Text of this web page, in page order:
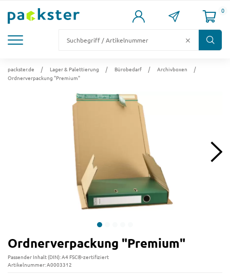
KARTONS
VERSANDKARTONS
VERSANDVERPACKUNG
FÜLL- & POLSTERMATERIAL
LAGER & PALETTIERUNG
0
packster.de Lager & Palettierung Bürobedarf
Archivboxen
Ordnerverpackung "Premium"
Ordnerverpackung "Premium"
Passender Inhalt (DIN): A4 FSC®-zertifiziert
Artikelnummer: A0003312